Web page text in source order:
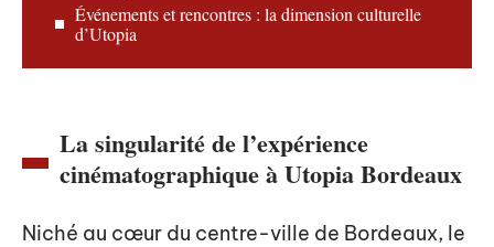
Événements et rencontres : la dimension culturelle
d’Utopia
La singularité de l’expérience
cinématographique à Utopia Bordeaux
Niché au cœur du centre-ville de Bordeaux, le